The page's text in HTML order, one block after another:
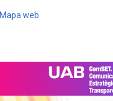
Mapa web